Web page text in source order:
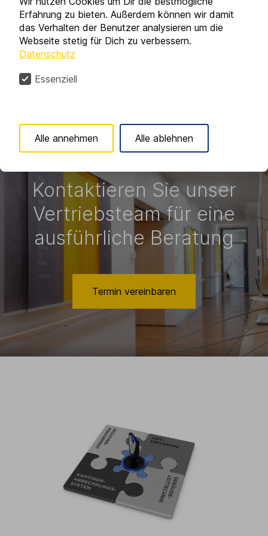
wie Zeiterfassungssystemen, Einbruchmeldeanlagen
und auch bargeldlosen Zahlungssystemen in
vollautomatischen Warenausgabeautomaten unseres
Kooperationspartners Stüwer GmbH – „ready to serve“
zu kombinieren. Selbstverständlich sind auch viele
weitere Anforderungen umzusetzen.
Kontaktieren Sie unser
Vertriebsteam für eine
ausführliche Beratung
Termin vereinbaren
Erfahrung zu bieten. Außerdem können wir damit
das Verhalten der Benutzer analysieren um die
Webseite stetig für Dich zu verbessern.
Datenschutz
Essenziell
Alle annehmen Alle ablehnen